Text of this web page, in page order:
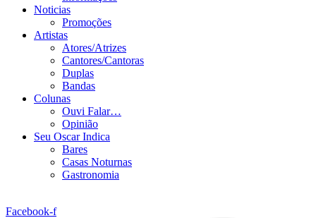
Noticias
Promoções
Artistas
Atores/Atrizes
Cantores/Cantoras
Duplas
Bandas
Colunas
Ouvi Falar…
Opinião
Seu Oscar Indica
Bares
Casas Noturnas
Gastronomia
Facebook-f